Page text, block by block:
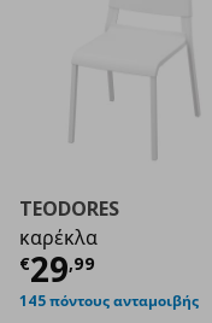
TEODORES
καρέκλα
€29,99
Τρέχουσα
145 πόντους ανταμοιβής